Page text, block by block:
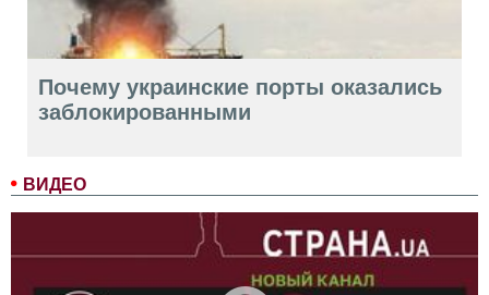
ВИДЕО
Почему украинские порты оказались
заблокированными